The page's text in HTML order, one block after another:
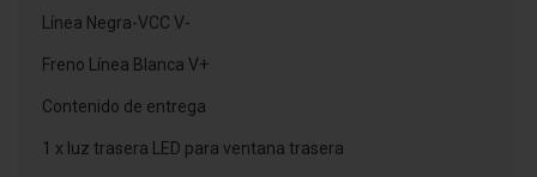
Línea Negra-VCC V-
Freno Línea Blanca V+
Contenido de entrega
1 x luz trasera LED para ventana trasera